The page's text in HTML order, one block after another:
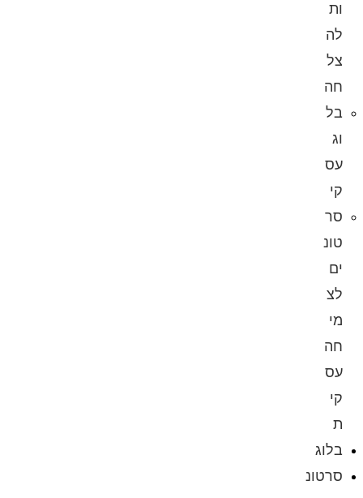
ות
לה
צל
חה
בל
וג
עס
קי
סר
טונ
ים
לצ
מי
חה
עס
קי
ת
בלוג
סרטונ